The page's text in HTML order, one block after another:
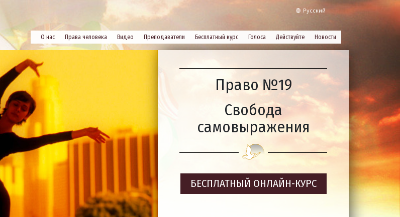
Русский
О нас Права человека Видео Преподаватели Бесплатный курс Голоса Действуйте Новости
Право №19
Свобода
самовыражения
БЕСПЛАТНЫЙ ОНЛАЙН-КУРС